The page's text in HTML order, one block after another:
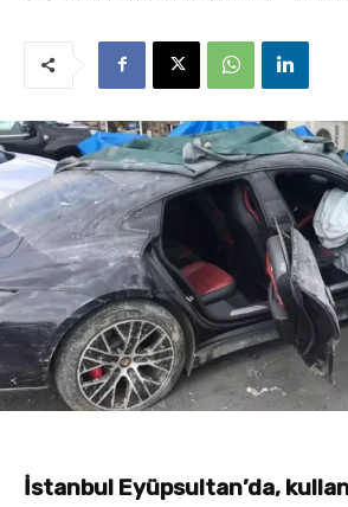
İstanbul Eyüpsultan’da,